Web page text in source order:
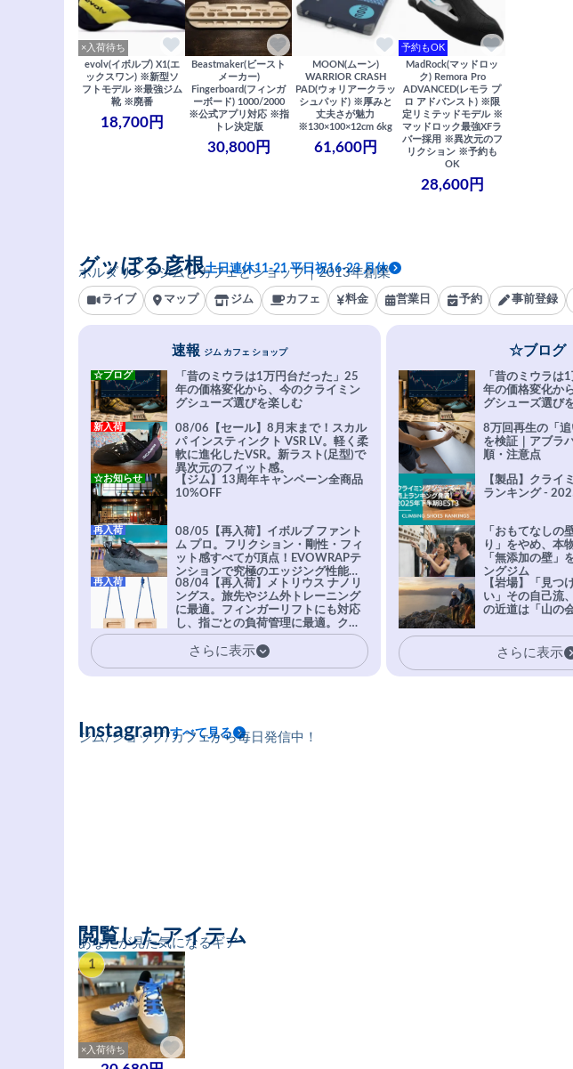
×入荷待ち
evolv(イボルブ) X1(エ
ックスワン) ※新型ソ
フトモデル ※最強ジム
靴 ※廃番
18,700円
Beastmaker(ビースト
メーカー)
Fingerboard(フィンガ
ーボード) 1000/2000
※公式アプリ対応 ※指
トレ決定版
30,800円
MOON(ムーン)
WARRIOR CRASH
PAD(ウォリアークラッ
シュパッド) ※厚みと
丈夫さが魅力
※130×100×12cm 6kg
61,600円
予約もOK
MadRock(マッドロッ
ク) Remora Pro
ADVANCED(レモラ プ
ロ アドバンスト) ※限
定リミテッドモデル ※
マッドロック最強XFラ
バー採用 ※異次元のフ
リクション ※予約も
OK
28,600円
ボルダリングジムとカフェとショップ｜2013年創業
グッぼる彦根土日連休11-21 平日祝16-23 月休
ライブ マップ ジム カフェ 料金 営業日 予約 事前登録
速報 ジム カフェ ショップ
「昔のミウラは1万円台だった」25
年の価格変化から、今のクライミン
グシューズ選びを楽しむ
☆ブログ
08/06【セール】8月末まで！スカル
パ インスティンクト VSR LV。軽く柔
軟に進化したVSR。新ラスト(足型)で
異次元のフィット感。
新入荷
【ジム】13周年キャンペーン全商品
10%OFF
☆お知らせ
08/05【再入荷】イボルブ ファント
ム プロ。フリクション・剛性・フィ
ット感すべてが頂点！EVOWRAPテ
ンションで究極のエッジング性能を
実現。進化系ラバーEvo-74はTRAX
を凌駕する粘着力で極小ホールドに
安心感。
再入荷
08/04【再入荷】メトリウス ナノリ
ングス。旅先やジム外トレーニング
に最適。フィンガーリフトにも対応
し、指ごとの負荷管理に最適。クラ
イマーの指を本気で鍛えるギア。
再入荷
さらに表示
☆ブログ
「昔のミウラは
年の価格変化か
グシューズ選び
8万回再生の「追
を検証｜アブラ
順・注意点
【製品】クライ
ランキング -
「おもてなしの
り」をやめ、本
「無添加の壁」
ングジム
【岩場】「見つ
い」その自己流
の近道は「山の
さらに表示
ジム/ショップ/カフェから毎日発信中！
Instagramすべて見る
あなたが見た気になるギア
閲覧したアイテム
1
×入荷待ち